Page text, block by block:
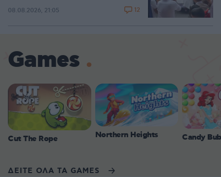
08.08.2026, 21:05 12
Games
Cut The Rope Northern Heights Candy
ΔΕΙΤΕ ΟΛΑ ΤΑ GAMES